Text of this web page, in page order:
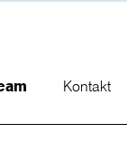
Kontakt